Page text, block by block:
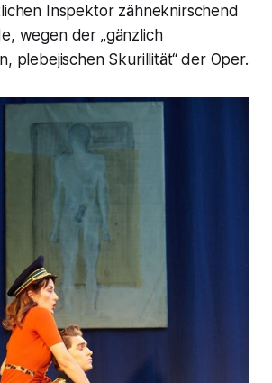
Inspektor zähneknirschend
wegen der „gänzlich
plebejischen Skurillität“ der Oper.